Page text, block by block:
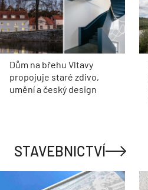
Dům na břehu Vltavy
propojuje staré zdivo,
umění a český design
STAVEBNICTVÍ